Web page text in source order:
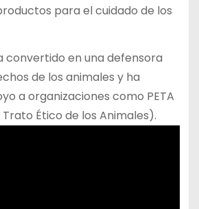
para el cuidado de los
convertido en una defensora
de los animales y ha
a organizaciones como PETA
Ético de los Animales).